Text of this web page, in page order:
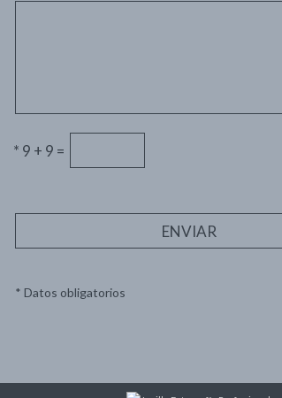
* 9 + 9 =
ENVIAR
* Datos obligatorios